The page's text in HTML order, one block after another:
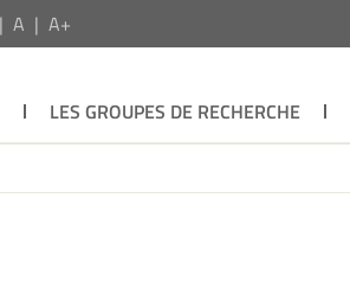
A A+
LES GROUPES DE RECHERCHE